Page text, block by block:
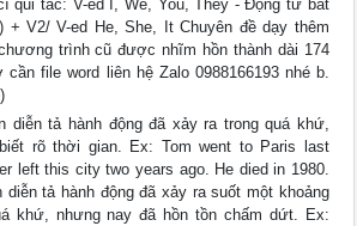
qui tắc: V-ed I, We, You, They - Động từ bất
+ V2/ V-ed He, She, It Chuyên đề dạy thêm
trình cũ được nhĩm hồn thành dài 174
file word liên hệ Zalo 0988166193 nhé b.
diễn tả hành động đã xảy ra trong quá khứ,
rõ thời gian. Ex: Tom went to Paris last
left this city two years ago. He died in 1980.
tả hành động đã xảy ra suốt một khoảng
khứ, nhưng nay đã hồn tồn chấm dứt. Ex: